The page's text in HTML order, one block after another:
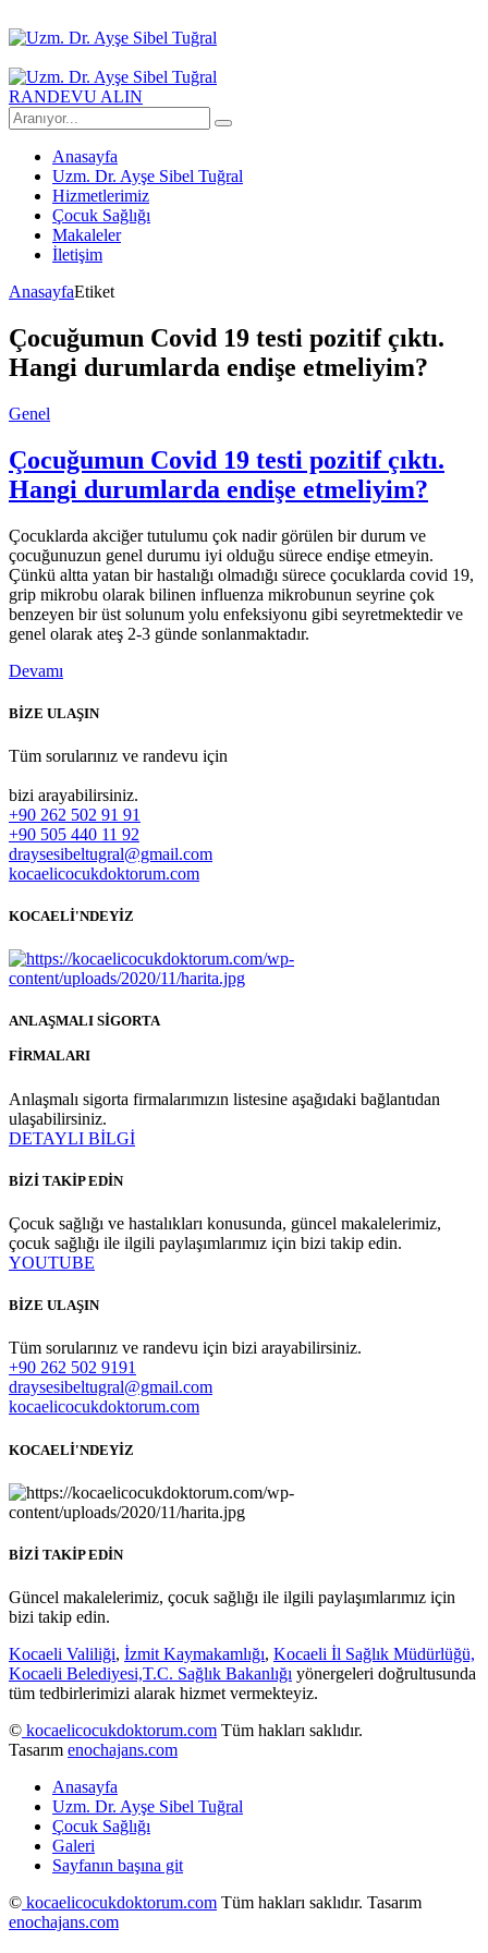
RANDEVU ALIN
Anasayfa
Uzm. Dr. Ayşe Sibel Tuğral
Hizmetlerimiz
Çocuk Sağlığı
Makaleler
İletişim
AnasayfaEtiket
Çocuğumun Covid 19 testi pozitif çıktı.
Hangi durumlarda endişe etmeliyim?
Genel
Çocuğumun Covid 19 testi pozitif çıktı.
Hangi durumlarda endişe etmeliyim?
Çocuklarda akciğer tutulumu çok nadir görülen bir durum ve
çocuğunuzun genel durumu iyi olduğu sürece endişe etmeyin.
Çünkü altta yatan bir hastalığı olmadığı sürece çocuklarda covid 19,
grip mikrobu olarak bilinen influenza mikrobunun seyrine çok
benzeyen bir üst solunum yolu enfeksiyonu gibi seyretmektedir ve
genel olarak ateş 2-3 günde sonlanmaktadır.
Devamı
BİZE ULAŞIN
Tüm sorularınız ve randevu için
bizi arayabilirsiniz.
+90 262 502 91 91
+90 505 440 11 92
draysesibeltugral@gmail.com
kocaelicocukdoktorum.com
KOCAELİ'NDEYİZ
ANLAŞMALI SİGORTA
FİRMALARI
Anlaşmalı sigorta firmalarımızın listesine aşağıdaki bağlantıdan
ulaşabilirsiniz.
DETAYLI BİLGİ
BİZİ TAKİP EDİN
Çocuk sağlığı ve hastalıkları konusunda, güncel makalelerimiz,
çocuk sağlığı ile ilgili paylaşımlarımız için bizi takip edin.
YOUTUBE
BİZE ULAŞIN
Tüm sorularınız ve randevu için bizi arayabilirsiniz.
+90 262 502 9191
draysesibeltugral@gmail.com
kocaelicocukdoktorum.com
KOCAELİ'NDEYİZ
BİZİ TAKİP EDİN
Güncel makalelerimiz, çocuk sağlığı ile ilgili paylaşımlarımız için
bizi takip edin.
Kocaeli Valiliği, İzmit Kaymakamlığı, Kocaeli İl Sağlık Müdürlüğü,
Kocaeli Belediyesi,T.C. Sağlık Bakanlığı yönergeleri doğrultusunda
tüm tedbirlerimizi alarak hizmet vermekteyiz.
© kocaelicocukdoktorum.com Tüm hakları saklıdır.
Tasarım enochajans.com
Anasayfa
Uzm. Dr. Ayşe Sibel Tuğral
Çocuk Sağlığı
Galeri
Sayfanın başına git
© kocaelicocukdoktorum.com Tüm hakları saklıdır. Tasarım
enochajans.com